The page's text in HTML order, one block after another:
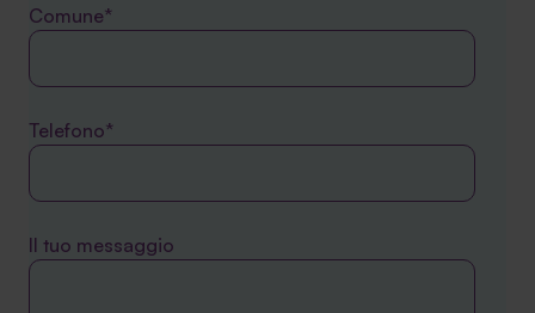
Comune*
Telefono*
Il tuo messaggio